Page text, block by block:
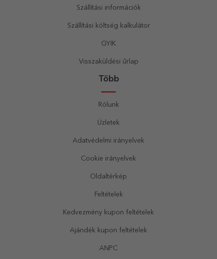
Szállítási információk
Szállítási költség kalkulátor
GYIK
Visszaküldési űrlap
Több
Rólunk
Üzletek
Adatvédelmi irányelvek
Cookie irányelvek
Oldaltérkép
Feltételek
Kedvezmény kupon feltételek
Ajándék kupon feltételek
ANPC